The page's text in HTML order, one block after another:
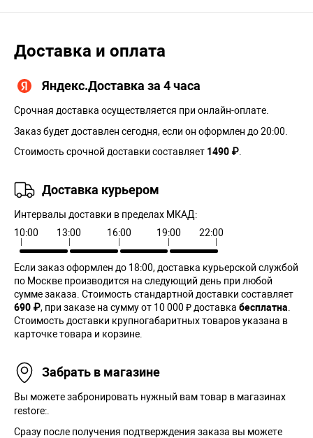
Доставка и оплата
Яндекс.Доставка за 4 часа
Срочная доставка осуществляется при онлайн-оплате.
Заказ будет доставлен сегодня, если он оформлен до 20:00.
Стоимость срочной доставки составляет 1490 ₽
Доставка курьером
Интервалы доставки в пределах МКАД:
10:00
13:00 16:00 19:00 22:00
Если заказ оформлен до 18:00, доставка курьерской службой
по Москве производится на следующий день при любой
сумме заказа. Cтоимость стандартной доставки составляет
690 ₽, при заказе на сумму от 10 000 ₽ доставка бесплатна
Стоимость доставки крупногабаритных товаров указана в
карточке товара и корзине.
Забрать в магазине
Вы можете забронировать нужный вам товар в магазинах
restore:.
Сразу после получения подтверждения заказа вы можете